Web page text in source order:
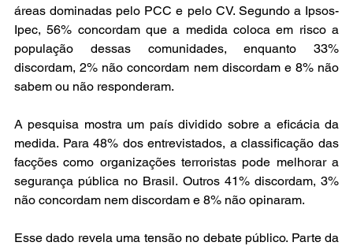
áreas dominadas pelo PCC e pelo CV. Segundo a Ipsos-
Ipec, 56% concordam que a medida coloca em risco a
população dessas comunidades, enquanto 33%
discordam, 2% não concordam nem discordam e 8% não
sabem ou não responderam.
A pesquisa mostra um país dividido sobre a eficácia da
medida. Para 48% dos entrevistados, a classificação das
facções como organizações terroristas pode melhorar a
segurança pública no Brasil. Outros 41% discordam, 3%
não concordam nem discordam e 8% não opinaram.
Esse dado revela uma tensão no debate público. Parte da